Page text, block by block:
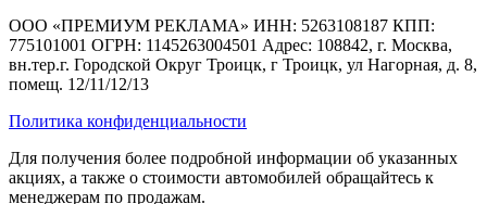
ООО «ПРЕМИУМ РЕКЛАМА» ИНН: 5263108187 КПП:
775101001 ОГРН: 1145263004501 Адрес: 108842, г. Москва,
вн.тер.г. Городской Округ Троицк, г Троицк, ул Нагорная, д. 8,
помещ. 12/11/12/13
Политика конфиденциальности
Для получения более подробной информации об указанных
акциях, а также о стоимости автомобилей обращайтесь к
менеджерам по продажам.